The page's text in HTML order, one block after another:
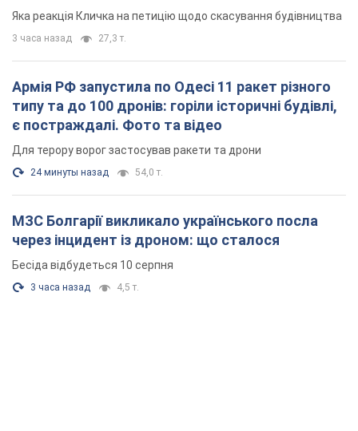
МЗС Болгарії викликало українського посла
через інцидент із дроном: що сталося
Бесіда відбудеться 10 серпня
3 часа назад